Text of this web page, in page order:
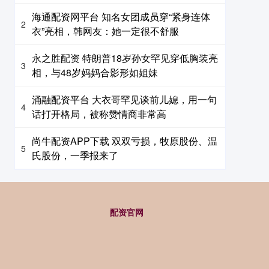
2
海通配资网平台 知名女团成员穿“紧身连体
衣”亮相，韩网友：她一定很不舒服
3
永之胜配资 特朗普18岁孙女罕见穿低胸装亮
相，与48岁妈妈合影形如姐妹
4
涌融配资平台 大衣哥罕见谈前儿媳，用一句
话打开格局，被称赞情商非常高
5
尚牛配资APP下载 双双亏损，牧原股份、温
氏股份，一季报来了
配资官网